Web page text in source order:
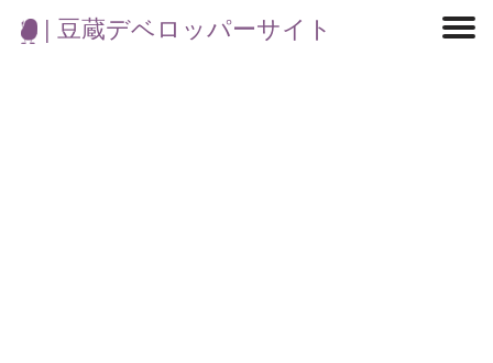
| 豆蔵デベロッパーサイト